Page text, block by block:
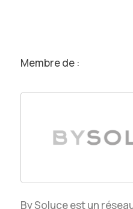
Membre de :
By Soluce est un